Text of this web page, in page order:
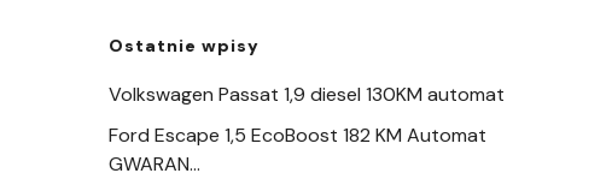
Ostatnie wpisy
Volkswagen Passat 1,9 diesel 130KM automat
Ford Escape 1,5 EcoBoost 182 KM Automat
GWARAN…